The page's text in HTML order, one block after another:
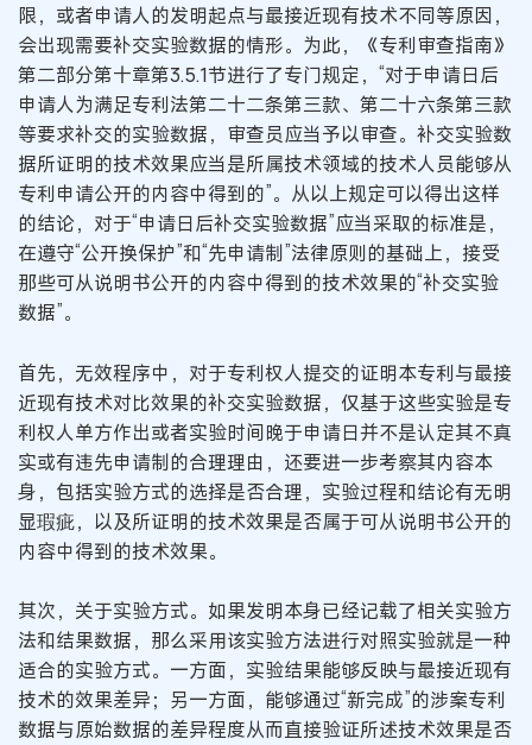
限，或者申请人的发明起点与最接近现有技术不同等原因，
会出现需要补交实验数据的情形。为此，《专利审查指南》
第二部分第十章第3.5.1节进行了专门规定，“对于申请日后
申请人为满足专利法第二十二条第三款、第二十六条第三款
等要求补交的实验数据，审查员应当予以审查。补交实验数
据所证明的技术效果应当是所属技术领域的技术人员能够从
专利申请公开的内容中得到的”。从以上规定可以得出这样
的结论，对于“申请日后补交实验数据”应当采取的标准是，
在遵守“公开换保护”和“先申请制”法律原则的基础上，接受
那些可从说明书公开的内容中得到的技术效果的“补交实验
数据”。
首先，无效程序中，对于专利权人提交的证明本专利与最接
近现有技术对比效果的补交实验数据，仅基于这些实验是专
利权人单方作出或者实验时间晚于申请日并不是认定其不真
实或有违先申请制的合理理由，还要进一步考察其内容本
身，包括实验方式的选择是否合理，实验过程和结论有无明
显瑕疵，以及所证明的技术效果是否属于可从说明书公开的
内容中得到的技术效果。
其次，关于实验方式。如果发明本身已经记载了相关实验方
法和结果数据，那么采用该实验方法进行对照实验就是一种
适合的实验方式。一方面，实验结果能够反映与最接近现有
技术的效果差异；另一方面，能够通过“新完成”的涉案专利
数据与原始数据的差异程度从而直接验证所述技术效果是否